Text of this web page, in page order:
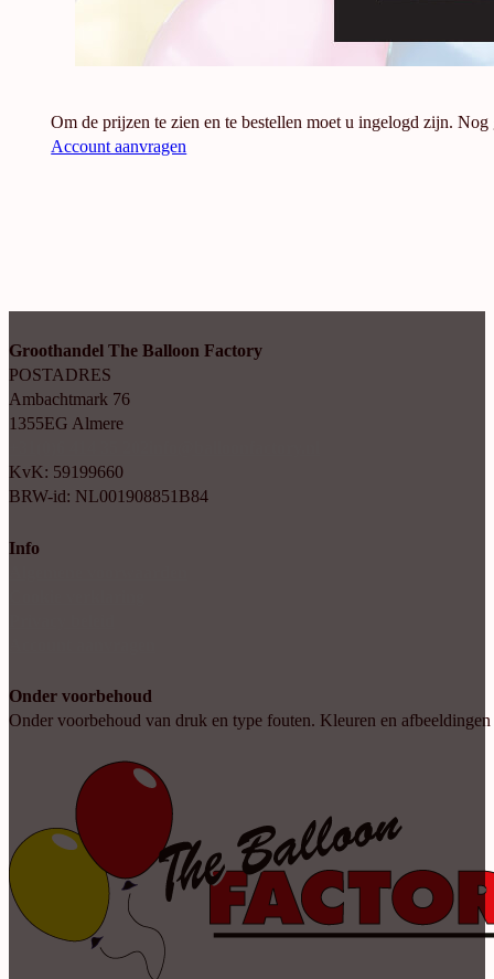
Om de prijzen te zien en te bestellen moet u ingelogd zijn. Nog
Account aanvragen
Groothandel The Balloon Factory
POSTADRES
Ambachtmark 76
1355EG Almere
KvK: 59199660
BRW-id: NL001908851B84
Info
Onder voorbehoud
Onder voorbehoud van druk en type fouten. Kleuren en